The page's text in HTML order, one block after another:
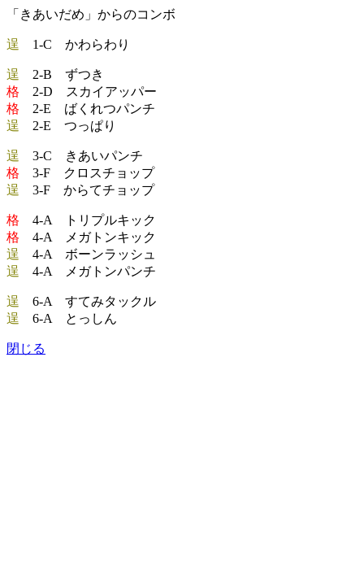
「きあいだめ」からのコンボ
逞 1-C かわらわり
逞 2-B ずつき
格 2-D スカイアッパー
格 2-E ばくれつパンチ
逞 2-E つっぱり
逞 3-C きあいパンチ
格 3-F クロスチョップ
逞 3-F からてチョップ
格 4-A トリプルキック
格 4-A メガトンキック
逞 4-A ボーンラッシュ
逞 4-A メガトンパンチ
逞 6-A すてみタックル
逞 6-A とっしん
閉じる